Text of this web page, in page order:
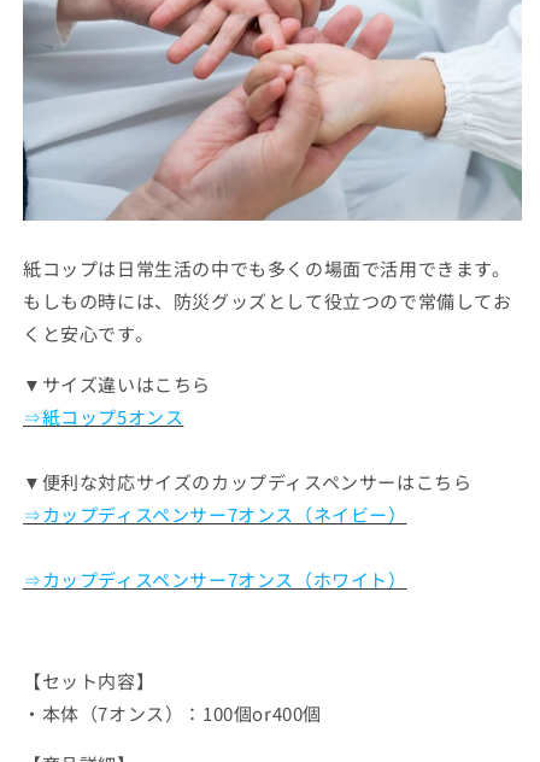
紙コップは日常生活の中でも多くの場面で活用できます。
もしもの時には、防災グッズとして役立つので常備してお
くと安心です。
▼サイズ違いはこちら
⇒紙コップ5オンス
▼便利な対応サイズのカップディスペンサーはこちら
⇒カップディスペンサー7オンス（ネイビー）
⇒カップディスペンサー7オンス（ホワイト）
【セット内容】
・本体（7オンス）：100個or400個